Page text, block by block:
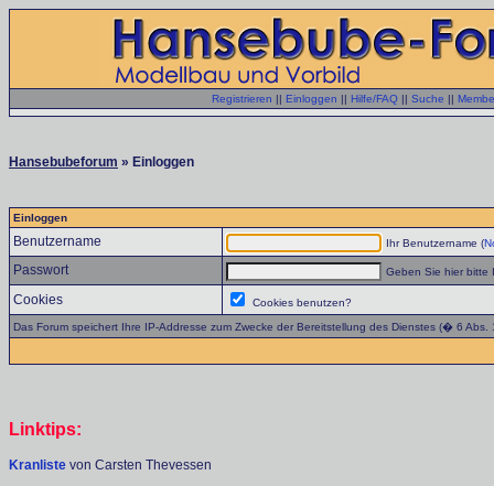
Registrieren || Einloggen || Hilfe/FAQ || Suche ||
Hansebubeforum » Einloggen
Einloggen
Benutzername Ihr Benutzername (
Passwort Geben Sie hier bitte
Cookies
Cookies benutzen?
Das Forum speichert Ihre IP-Addresse zum Zwecke der Bereitstellung des Dienstes (� 6
Linktips:
Kranliste von Carsten Thevessen